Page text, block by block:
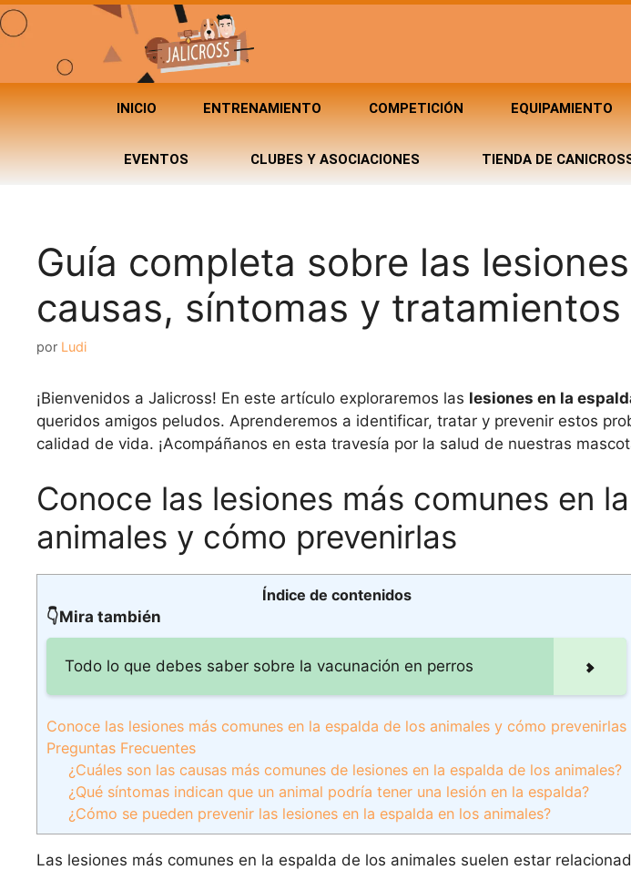
INICIO ENTRENAMIENTO COMPETICIÓN EQUIPAMIENTO
EVENTOS CLUBES Y ASOCIACIONES TIENDA DE
Guía completa sobre las
causas, síntomas y tratamientos
por Ludi
¡Bienvenidos a Jalicross! En este artículo exploraremos las lesiones en la
queridos amigos peludos. Aprenderemos a identificar, tratar y prevenir estos
calidad de vida. ¡Acompáñanos en esta travesía por la salud de nuestras
Conoce las lesiones más comunes en
animales y cómo prevenirlas
Índice de contenidos
👇Mira también
Todo lo que debes saber sobre la vacunación en perros
Conoce las lesiones más comunes en la espalda de los animales y cómo prevenirlas
Preguntas Frecuentes
¿Cuáles son las causas más comunes de lesiones en la espalda de los animales?
¿Qué síntomas indican que un animal podría tener una lesión en la espalda?
¿Cómo se pueden prevenir las lesiones en la espalda en los animales?
Las lesiones más comunes en la espalda de los animales suelen estar